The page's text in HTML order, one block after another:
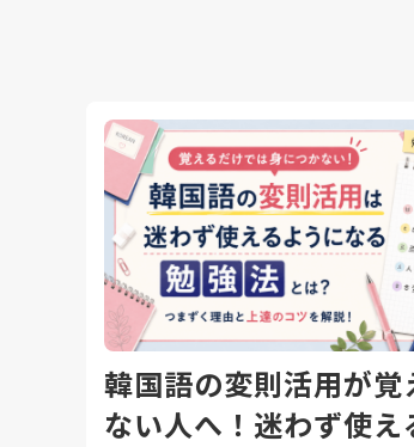
韓国語の変則活用が覚
ない人へ！迷わず使え